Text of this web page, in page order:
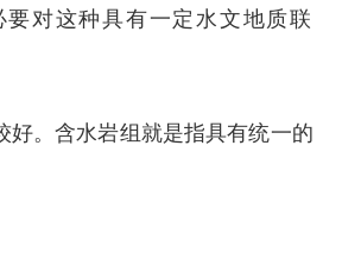
对这种具有一定水文地质联
好。含水岩组就是指具有统一的